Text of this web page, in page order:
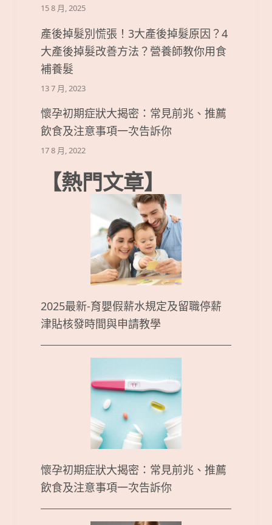
15 8 月, 2025
產後掉髮別慌張！3大產後掉髮原因？4
大產後掉髮改善方法？營養師教你用食
補養髮
13 7 月, 2023
懷孕初期症狀大揭密：常見前兆、推薦
飲食及注意事項一次告訴你
17 8 月, 2022
【熱門文章】
2025最新-育嬰假薪水規定及留職停薪
津貼核發時間與申請教學
懷孕初期症狀大揭密：常見前兆、推薦
飲食及注意事項一次告訴你